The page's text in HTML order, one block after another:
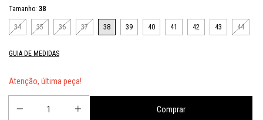
Tamanho: 38
34 35 36 37 38 39 40 41 42 43 44
GUIA DE MEDIDAS
Atenção, última peça!